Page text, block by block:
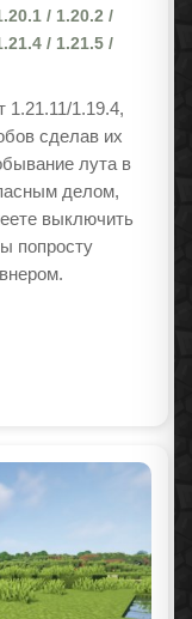
/ 1.20.2 /
/ 1.21.5 /
1.21.11/1.19.4,
сделав их
лута в
делом,
выключить
попросту